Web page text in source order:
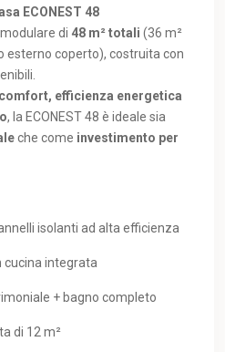
ECONEST 48
di 48 m² totali (36 m²
esterno coperto), costruita con
comfort, efficienza energetica
, la ECONEST 48 è ideale sia
che come investimento per
isolanti ad alta efficienza
cucina integrata
+ bagno completo
di 12 m²